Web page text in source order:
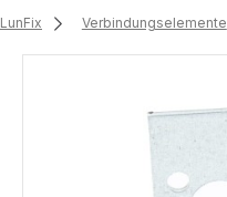
LunFix Verbindungselemente